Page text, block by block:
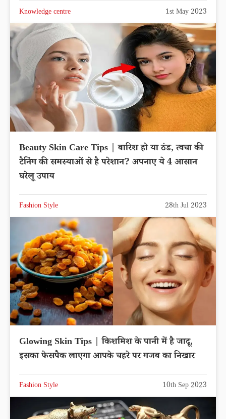
Knowledge centre 1st May 2023
Beauty Skin Care Tips | बारिश हो या ठंड, त्वचा की
टैनिंग की समस्याओं से है परेशान? अपनाए ये 4 आसान
घरेलू उपाय
Fashion Style 28th Jul 2023
Glowing Skin Tips | किशमिश के पानी में है जादू,
इसका फेसपैक लाएगा आपके चहरे पर गजब का निखार
Fashion Style 10th Sep 2023